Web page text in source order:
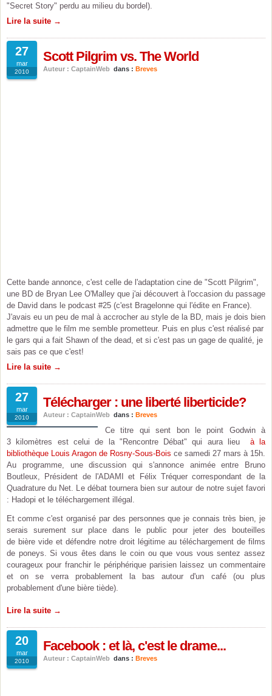
"Secret Story" perdu au milieu du bordel).
Lire la suite →
27
mar
2010
Scott Pilgrim vs. The World
Auteur : CaptainWeb dans : Breves
Cette bande annonce, c'est celle de l'adaptation cine de "Scott Pilgrim",
une BD de Bryan Lee O'Malley que j'ai découvert à l'occasion du passage
de David dans le podcast #25 (c'est Bragelonne qui l'édite en France).
J'avais eu un peu de mal à accrocher au style de la BD, mais je dois bien
admettre que le film me semble prometteur. Puis en plus c'est réalisé par
le gars qui a fait Shawn of the dead, et si c'est pas un gage de qualité, je
sais pas ce que c'est!
Lire la suite →
27
mar
2010
Télécharger : une liberté liberticide?
Auteur : CaptainWeb dans : Breves
Ce titre qui sent bon le point Godwin à
3 kilomètres est celui de la "Rencontre Débat" qui aura lieu à la
bibliothèque Louis Aragon de Rosny-Sous-Bois ce samedi 27 mars à 15h.
Au programme, une discussion qui s'annonce animée entre Bruno
Boutleux, Président de l'ADAMI et Félix Tréquer correspondant de la
Quadrature du Net. Le débat tournera bien sur autour de notre sujet favori
: Hadopi et le téléchargement illégal.
Et comme c'est organisé par des personnes que je connais très bien, je
serais surement sur place dans le public pour jeter des bouteilles
de bière vide et défendre notre droit légitime au téléchargement de films
de poneys. Si vous êtes dans le coin ou que vous vous sentez assez
courageux pour franchir le périphérique parisien laissez un commentaire
et on se verra probablement la bas autour d'un café (ou plus
probablement d'une bière tiède).
Lire la suite →
20
mar
2010
Facebook : et là, c'est le drame...
Auteur : CaptainWeb dans : Breves